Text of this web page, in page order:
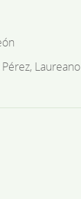
Laureano